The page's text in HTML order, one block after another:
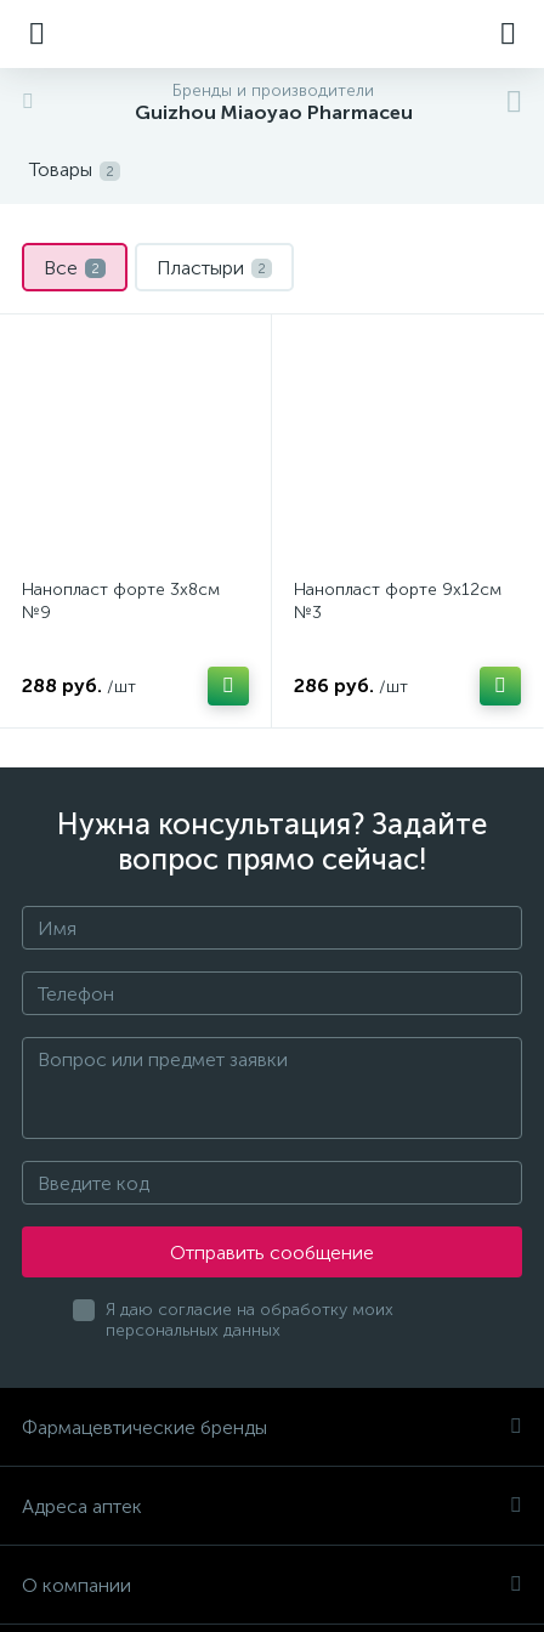
Бренды и производители
Guizhou Miaoyao Pharmaceu
Товары 2
Все 2 Пластыри 2
Нанопласт форте 3х8см
№9
288 руб. /шт
Нанопласт форте 9х12см
№3
286 руб. /шт
Нужна консультация? Задайте
вопрос прямо сейчас!
Отправить сообщение
Я даю согласие на обработку моих
персональных данных
Фармацевтические бренды
Адреса аптек
О компании